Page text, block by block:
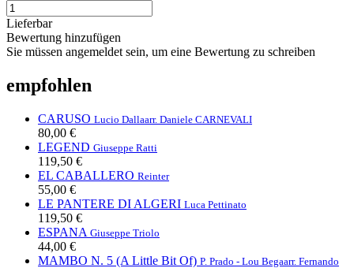
Lieferbar
Bewertung hinzufügen
Sie müssen angemeldet sein, um eine Bewertung zu schreiben
empfohlen
CARUSO Lucio Dallaarr. Daniele CARNEVALI
80,00 €
LEGEND Giuseppe Ratti
119,50 €
EL CABALLERO Reinter
55,00 €
LE PANTERE DI ALGERI Luca Pettinato
119,50 €
ESPANA Giuseppe Triolo
44,00 €
MAMBO N. 5 (A Little Bit Of) P. Prado - Lou Begaarr. Fernando